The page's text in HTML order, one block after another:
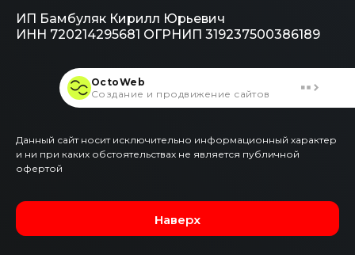
ИП Бамбуляк Кирилл Юрьевич
ИНН 720214295681 ОГРНИП 319237500386189
Данный сайт носит исключительно информационный характер
и ни при каких обстоятельствах не является публичной
офертой
Наверх
OctoWeb
Создание и продвижение сайтов